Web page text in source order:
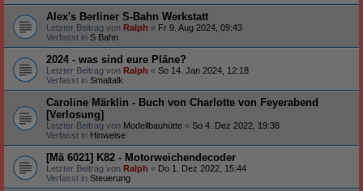
Alex's Berliner S-Bahn Werkstatt
Letzter Beitrag von Ralph « Fr 9. Aug 2024, 09:43
Verfasst in S Bahn
2024 - was sind eure Pläne?
Letzter Beitrag von Ralph « So 14. Jan 2024, 12:18
Verfasst in Smaltalk
Caroline Märklin - Buch von Charlotte von Feyerabend
[Verlosung]
Letzter Beitrag von Modellbauhütte « So 4. Dez 2022, 19:38
Verfasst in Hinweise
[Mä 6021] K82 - Motorweichendecoder
Letzter Beitrag von Ralph « Do 1. Dez 2022, 15:44
Verfasst in Steuerung